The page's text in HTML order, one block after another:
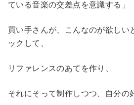
ている音楽の交差点を意識する」
買い手さんが、こんなのが欲しい
ックして、
リファレンスのあてを作り、
それにそって制作しつつ、自分の